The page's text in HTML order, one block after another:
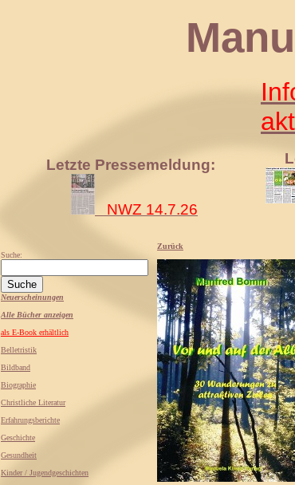
Manuela
Letzte Pressemeldung:
NWZ 14.7.26
Suche:
Neuerscheinungen
Alle Bücher anzeigen
als E-Book erhältlich
Belletristik
Bildband
Biographie
Christliche Literatur
Erfahrungsberichte
Geschichte
Gesundheit
Kinder / Jugendgeschichten
Zurück